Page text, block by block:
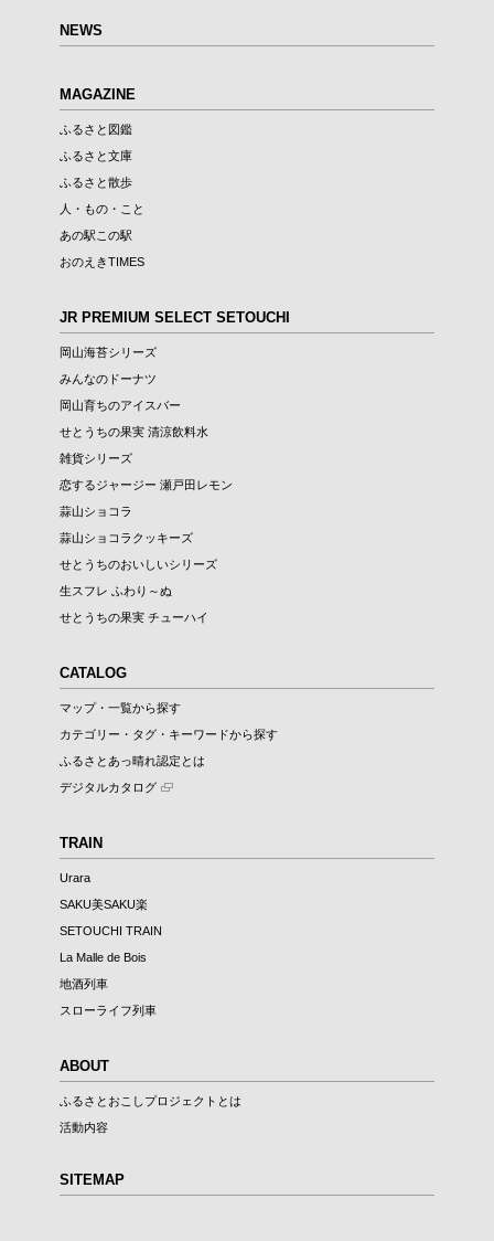
NEWS
MAGAZINE
ふるさと図鑑
ふるさと文庫
ふるさと散歩
人・もの・こと
あの駅この駅
おのえきTIMES
JR PREMIUM SELECT SETOUCHI
岡山海苔シリーズ
みんなのドーナツ
岡山育ちのアイスバー
せとうちの果実 清涼飲料水
雑貨シリーズ
恋するジャージー 瀬戸田レモン
蒜山ショコラ
蒜山ショコラクッキーズ
せとうちのおいしいシリーズ
生スフレ ふわり～ぬ
せとうちの果実 チューハイ
CATALOG
マップ・一覧から探す
カテゴリー・タグ・キーワードから探す
ふるさとあっ晴れ認定とは
デジタルカタログ
TRAIN
Urara
SAKU美SAKU楽
SETOUCHI TRAIN
La Malle de Bois
地酒列車
スローライフ列車
ABOUT
ふるさとおこしプロジェクトとは
活動内容
SITEMAP